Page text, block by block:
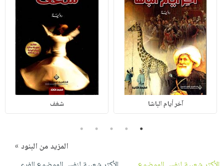
آخر أيام الباشا شغف
1
2
3
4
5
المزيد من البنود »